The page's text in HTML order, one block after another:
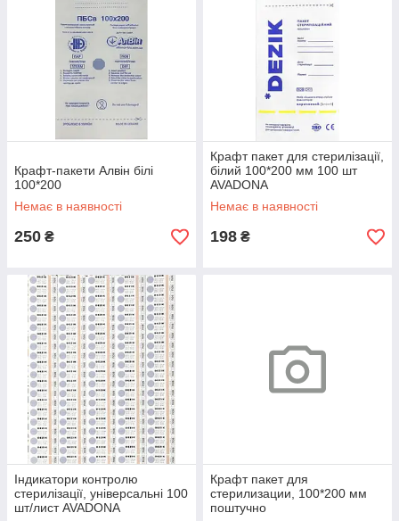
Крафт-пакети Алвін білі
100*200
Немає в наявності
250 ₴
Крафт пакет для стерилізації,
білий 100*200 мм 100 шт
AVADONA
Немає в наявності
198 ₴
Індикатори контролю
стерилізації, універсальні 100
шт/лист AVADONA
Крафт пакет для
стерилизации, 100*200 мм
поштучно